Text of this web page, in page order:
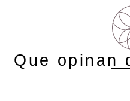
Que opinan